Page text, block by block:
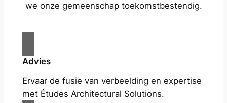
we onze gemeenschap toekomstbestendig.
Advies
Ervaar de fusie van verbeelding en expertise
met Études Architectural Solutions.